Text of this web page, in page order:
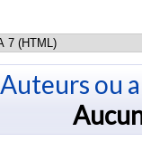
Auteurs ou